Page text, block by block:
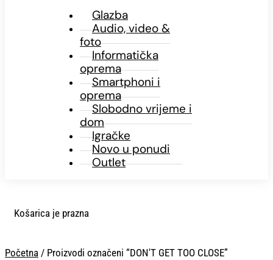
Glazba
Audio, video &
foto
Informatička
oprema
Smartphoni i
oprema
Slobodno vrijeme i
dom
Igračke
Novo u ponudi
Outlet
Košarica je prazna
Početna / Proizvodi označeni “DON'T GET TOO CLOSE”